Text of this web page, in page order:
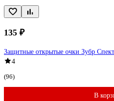
135 ₽
Защитные открытые очки Зубр
4
(96)
В